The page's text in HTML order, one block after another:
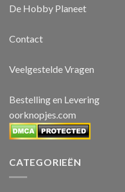
De Hobby Planeet
Contact
Veelgestelde Vragen
Bestelling en Levering
oorknopjes.com
CATEGORIEËN